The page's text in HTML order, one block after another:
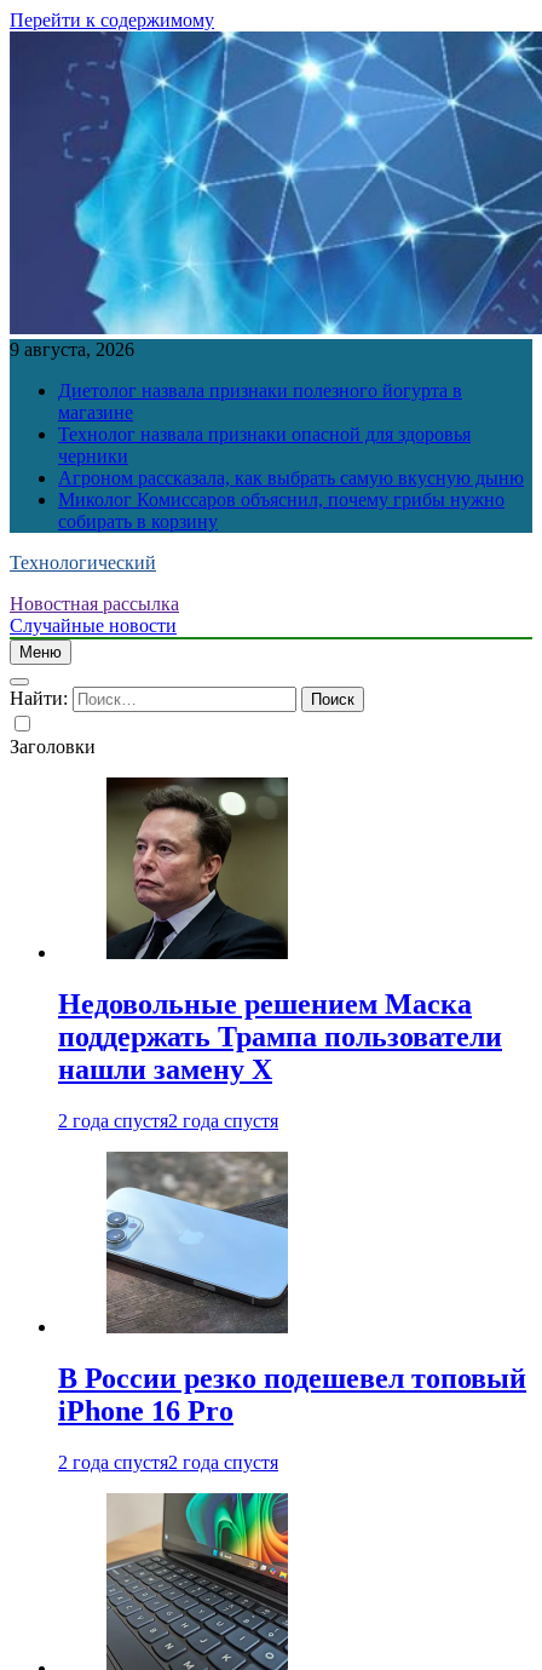
Перейти к содержимому
9 августа, 2026
Диетолог назвала признаки полезного йогурта в
магазине
Технолог назвала признаки опасной для здоровья
черники
Агроном рассказала, как выбрать самую вкусную дыню
Миколог Комиссаров объяснил, почему грибы нужно
собирать в корзину
Технологический
Новостная рассылка
Случайные новости
Меню
Найти:
Заголовки
Недовольные решением Маска
поддержать Трампа пользователи
нашли замену X
2 года спустя2 года спустя
В России резко подешевел топовый
iPhone 16 Pro
2 года спустя2 года спустя